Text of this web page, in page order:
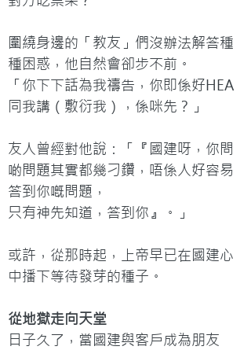
圍繞身邊的「教友」們沒辦法解答種
種困惑，他自然會卻步不前。
「你下下話為我禱告，你即係好HEA
同我講（敷衍我），係咪先？」
友人曾經對他說：「『國建呀，你問
啲問題其實都幾刁鑽，唔係人好容易
答到你嘅問題，
只有神先知道，答到你』。」
或許，從那時起，上帝早已在國建心
從地獄走向天堂
日子久了，當國建與客戶成為朋友